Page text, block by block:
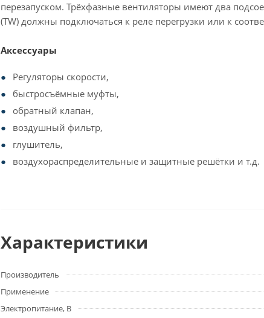
перезапуском. Трёхфазные вентиляторы имеют два
(TW) должны подключаться к реле перегрузки или к
Аксессуары
Регуляторы скорости,
быстросъёмные муфты,
обратный клапан,
воздушный фильтр,
глушитель,
воздухораспределительные и защитные решётки и т.д.
Характеристики
Производитель
Применение
Электропитание, В